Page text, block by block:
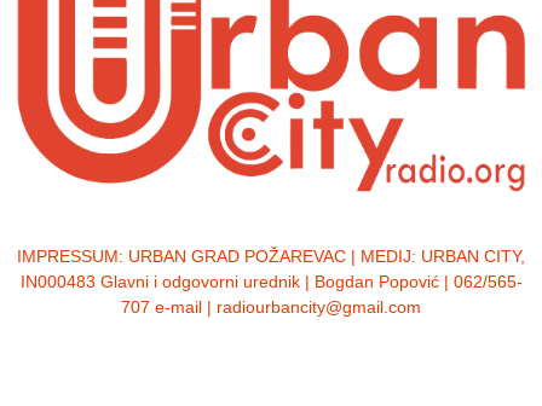
IMPRESSUM: URBAN GRAD POŽAREVAC | MEDIJ: URBAN CITY,
IN000483 Glavni i odgovorni urednik | Bogdan Popović | 062/565-
707 e-mail | radiourbancity@gmail.com